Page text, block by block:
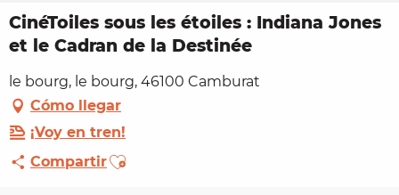
CinéToiles sous les étoiles : Indiana Jones
et le Cadran de la Destinée
le bourg, le bourg, 46100 Camburat
Cómo llegar
¡Voy en tren!
CompartirAjouter aux favoris